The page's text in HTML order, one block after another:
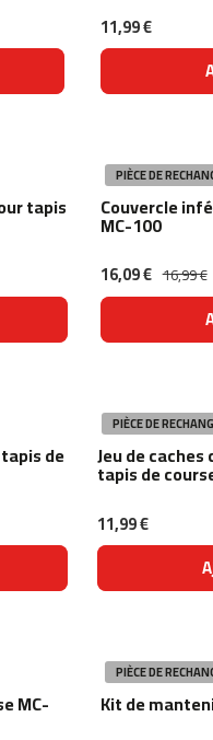
11,99 €
tapis
PIÈCE DE
Couvercle
MC-100
16,09 € 16,99 €
de
PIÈCE DE
Jeu de
tapis de
11,99 €
MC-
PIÈCE DE
Kit de